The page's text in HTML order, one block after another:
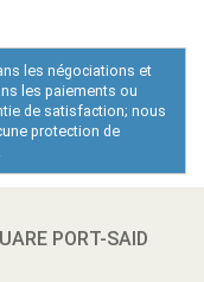
les négociations et
les paiements ou
de satisfaction; nous
protection de
PORT-SAID